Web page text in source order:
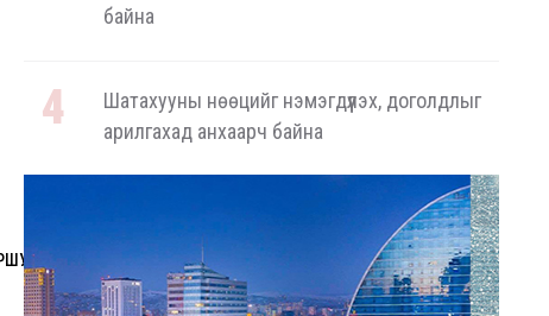
байна
Шатахууны нөөцийг нэмэгдүүлэх, доголдлыг
арилгахад анхаарч байна
ОХУ-аас шатахууны импорт тасралтгүй
хийгдэж байна
ХОЛБОО БАРИХ shugeluleegch.mn © 2026 он